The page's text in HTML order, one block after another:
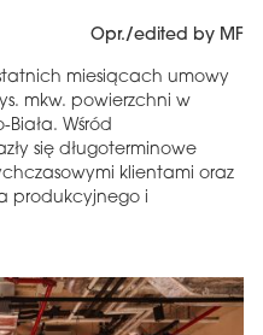
Opr./edited by MF
miesiącach umowy
mkw. powierzchni w
Biała. Wśród
się długoterminowe
klientami oraz
produkcyjnego i